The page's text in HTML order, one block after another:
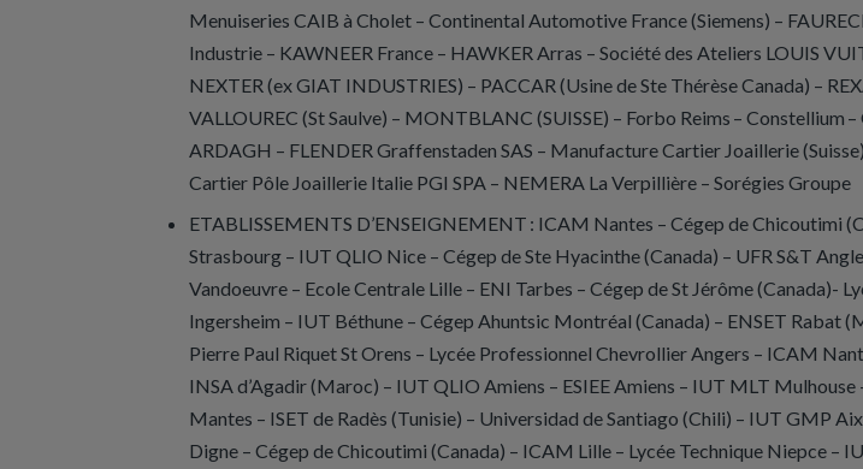
Menuiseries CAIB à Cholet – Continental Automotive France (Siemens) –
Industrie – KAWNEER France – HAWKER Arras – Société des Ateliers LOUIS
NEXTER (ex GIAT INDUSTRIES) – PACCAR (Usine de Ste Thérèse Canada) –
VALLOUREC (St Saulve) – MONTBLANC (SUISSE) – Forbo Reims – Constellium
ARDAGH – FLENDER Graffenstaden SAS – Manufacture Cartier Joaillerie
Cartier Pôle Joaillerie Italie PGI SPA – NEMERA La Verpillière – Sorégies Groupe
ETABLISSEMENTS D’ENSEIGNEMENT : ICAM Nantes – Cégep de Chicoutimi
Strasbourg – IUT QLIO Nice – Cégep de Ste Hyacinthe (Canada) – UFR S&T
Vandoeuvre – Ecole Centrale Lille – ENI Tarbes – Cégep de St Jérôme (Canada)-
Ingersheim – IUT Béthune – Cégep Ahuntsic Montréal (Canada) – ENSET Rabat
Pierre Paul Riquet St Orens – Lycée Professionnel Chevrollier Angers – ICAM
INSA d’Agadir (Maroc) – IUT QLIO Amiens – ESIEE Amiens – IUT MLT
Mantes – ISET de Radès (Tunisie) – Universidad de Santiago (Chili) – IUT GMP
Digne – Cégep de Chicoutimi (Canada) – ICAM Lille – Lycée Technique Niepce –